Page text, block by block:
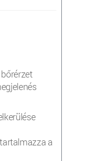
a